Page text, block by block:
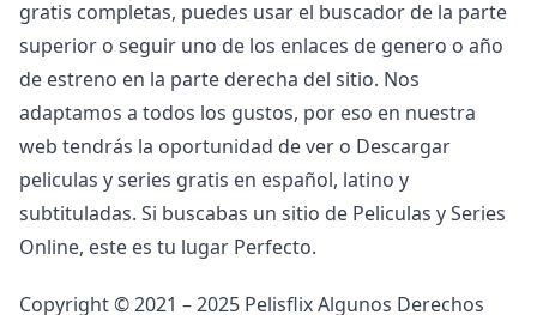
gratis completas, puedes usar el buscador de la parte
superior o seguir uno de los enlaces de genero o año
de estreno en la parte derecha del sitio. Nos
adaptamos a todos los gustos, por eso en nuestra
web tendrás la oportunidad de ver o Descargar
peliculas y series gratis en español, latino y
subtituladas. Si buscabas un sitio de Peliculas y Series
Online, este es tu lugar Perfecto.
Copyright © 2021 – 2025 Pelisflix Algunos Derechos